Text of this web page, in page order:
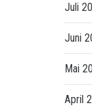
Juli
Juni
Mai
April